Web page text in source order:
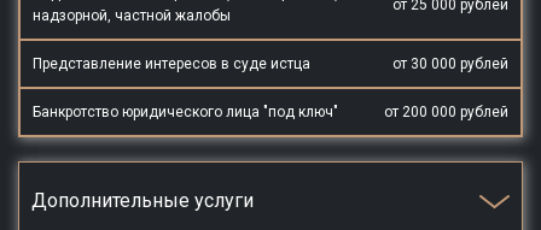
надзорной, частной жалобы
от 25 000 рублей
Представление интересов в суде истца от 30 000 рублей
Банкротство юридического лица "под ключ" от 200 000 рублей
Дополнительные услуги